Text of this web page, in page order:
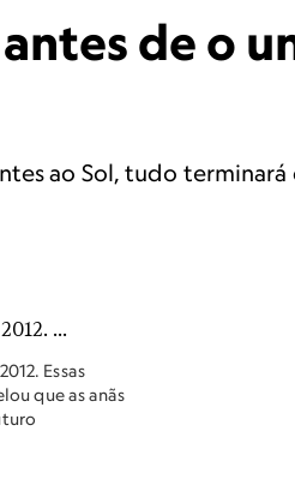
de o
ao Sol, tudo terminará
Essas
que as anãs